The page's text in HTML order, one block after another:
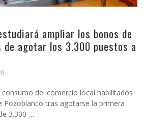
ampliar los bonos de
de agotar los 3.300 puestos a
del comercio local habilitados
Pozoblanco tras agotarse la primera
3.300 …